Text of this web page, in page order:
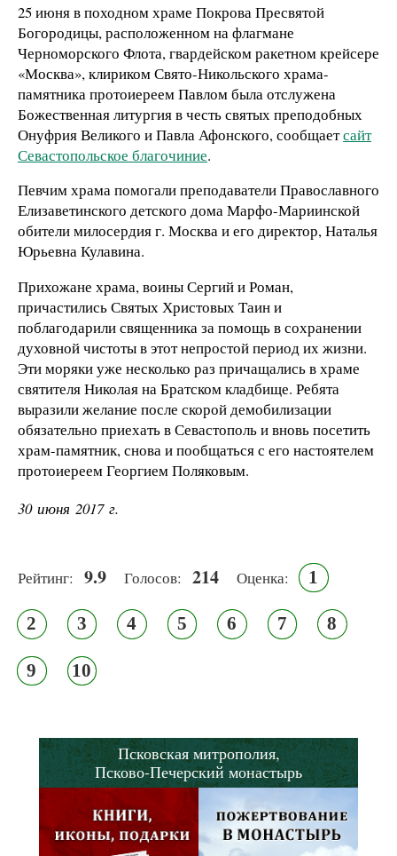
25 июня в походном храме Покрова Пресвятой
Богородицы, расположенном на флагмане
Черноморского Флота, гвардейском ракетном крейсере
«Москва», клириком Свято-Никольского храма-
памятника протоиереем Павлом была отслужена
Божественная литургия в честь святых преподобных
Онуфрия Великого и Павла Афонского, сообщаетсайт
Севастопольское благочиние.
Певчим храма помогали преподаватели Православного
Елизаветинского детского дома Марфо-Мариинской
обители милосердия г. Москва и его директор, Наталья
Юрьевна Кулавина.
Прихожане храма, воины Сергий и Роман,
причастились Святых Христовых Таин и
поблагодарили священника за помощь в сохранении
духовной чистоты в этот непростой период их жизни.
Эти моряки уже несколько раз причащались в храме
святителя Николая на Братском кладбище. Ребята
выразили желание после скорой демобилизации
обязательно приехать в Севастополь и вновь посетить
храм-памятник, снова и пообщаться с его настоятелем
протоиереем Георгием Поляковым.
30 июня 2017 г.
Рейтинг: 9.9 Голосов: 214 Оценка: 1
2 3 4 5 6 7 8
9 10
Псковская митрополия,
Псково-Печерский монастырь